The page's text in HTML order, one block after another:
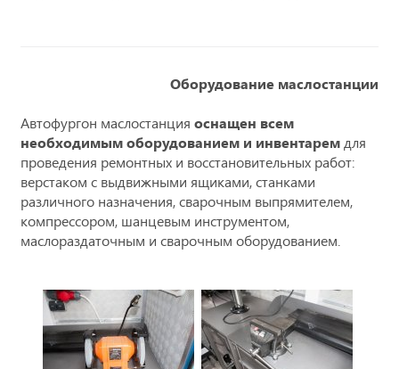
Оборудование маслостанции
Автофургон маслостанция оснащен всем
необходимым оборудованием и инвентарем для
проведения ремонтных и восстановительных работ:
верстаком с выдвижными ящиками, станками
различного назначения, сварочным выпрямителем,
компрессором, шанцевым инструментом,
маслораздаточным и сварочным оборудованием.